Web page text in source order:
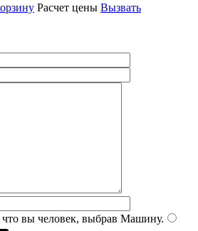
Расчет цены Вызвать
вы человек, выбрав Машину.